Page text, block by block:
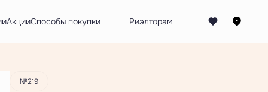
АкцииСпособы покупки Забронировать
№219